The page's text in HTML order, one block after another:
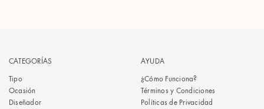
CATEGORÍAS
Tipo
Ocasión
Diseñador
AYUDA
¿Cómo Funciona?
Términos y Condiciones
Políticas de Privacidad